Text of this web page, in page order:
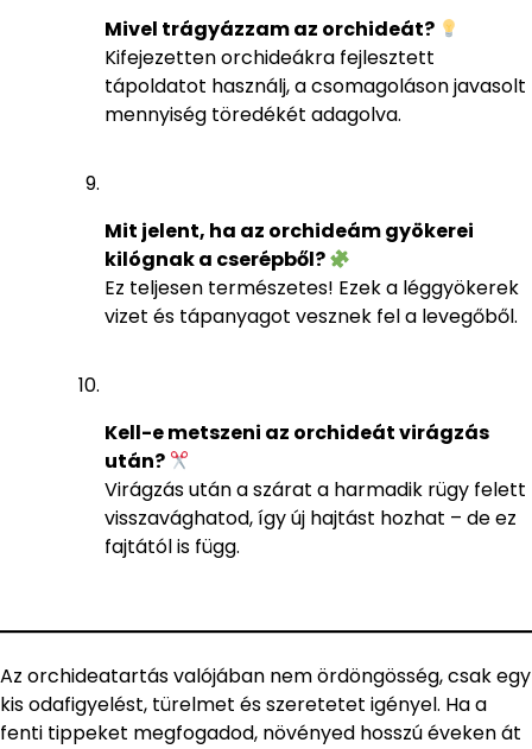
Mivel trágyázzam az orchideát?
Kifejezetten orchideákra fejlesztett
tápoldatot használj, a csomagoláson javasolt
mennyiség töredékét adagolva.
Mit jelent, ha az orchideám gyökerei
kilógnak a cserépből?
Ez teljesen természetes! Ezek a léggyökerek
vizet és tápanyagot vesznek fel a levegőből.
Kell-e metszeni az orchideát virágzás
után?
Virágzás után a szárat a harmadik rügy felett
visszavághatod, így új hajtást hozhat – de ez
fajtától is függ.
Az orchideatartás valójában nem ördöngösség, csak egy
kis odafigyelést, türelmet és szeretetet igényel. Ha a
fenti tippeket megfogadod, növényed hosszú éveken át